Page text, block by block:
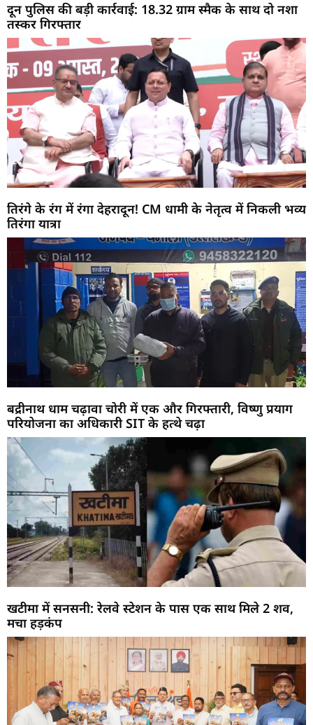
दून पुलिस की बड़ी कार्रवाई: 18.32 ग्राम स्मैक के साथ दो नशा
तस्कर गिरफ्तार
तिरंगे के रंग में रंगा देहरादून! CM धामी के नेतृत्व में निकली भव्य
तिरंगा यात्रा
बद्रीनाथ धाम चढ़ावा चोरी में एक और गिरफ्तारी, विष्णु प्रयाग
परियोजना का अधिकारी SIT के हत्थे चढ़ा
खटीमा में सनसनी: रेलवे स्टेशन के पास एक साथ मिले 2 शव,
मचा हड़कंप